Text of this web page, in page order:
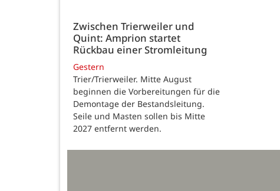
Zwischen Trierweiler und
Quint: Amprion startet
Rückbau einer Stromleitung
Gestern
Trier/Trierweiler. Mitte August
beginnen die Vorbereitungen für die
Demontage der Bestandsleitung.
Seile und Masten sollen bis Mitte
2027 entfernt werden.